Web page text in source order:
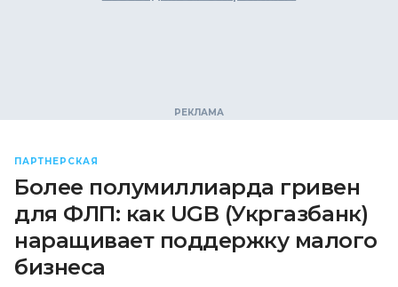
ПАРТНЕРСКАЯ
Более полумиллиарда гривен
для ФЛП: как UGB (Укргазбанк)
наращивает поддержку малого
бизнеса